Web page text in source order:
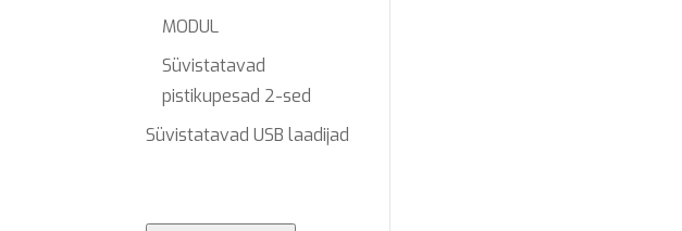
MODUL
Süvistatavad
pistikupesad 2-sed
Süvistatavad USB laadijad